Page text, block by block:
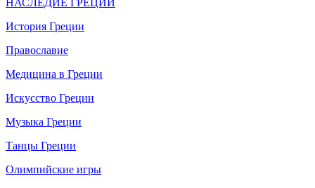
НАСЛЕДИЕ ГРЕЦИИ
История Греции
Православие
Медицина в Греции
Искусство Греции
Музыка Греции
Танцы Греции
Олимпийские игры